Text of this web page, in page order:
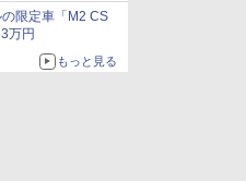
限定車「M2 CS
万円
もっと見る